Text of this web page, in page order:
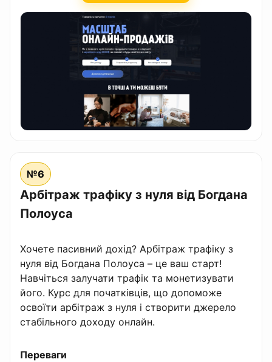
№6
Арбітраж трафіку з нуля від Богдана
Полоуса
Хочете пасивний дохід? Арбітраж трафіку з
нуля від Богдана Полоуса – це ваш старт!
Навчіться залучати трафік та монетизувати
його. Курс для початківців, що допоможе
освоїти арбітраж з нуля і створити джерело
стабільного доходу онлайн.
Переваги